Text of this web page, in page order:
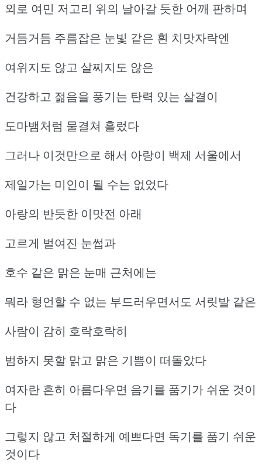
외로 여민 저고리 위의 날아갈 듯한 어깨 판하며
거듬거듬 주름잡은 눈빛 같은 흰 치맛자락엔
여위지도 않고 살찌지도 않은
건강하고 젊음을 풍기는 탄력 있는 살결이
도마뱀처럼 물결쳐 흘렀다
그러나 이것만으로 해서 아랑이 백제 서울에서
제일가는 미인이 될 수는 없었다
아랑의 반듯한 이맛전 아래
고르게 벌여진 눈썹과
호수 같은 맑은 눈매 근처에는
뭐라 형언할 수 없는 부드러우면서도 서릿발 같은
사람이 감히 호락호락히
범하지 못할 맑고 맑은 기쁨이 떠돌았다
여자란 흔히 아름다우면 음기를 품기가 쉬운 것이
다
그렇지 않고 처절하게 예쁘다면 독기를 품기 쉬운
것이다